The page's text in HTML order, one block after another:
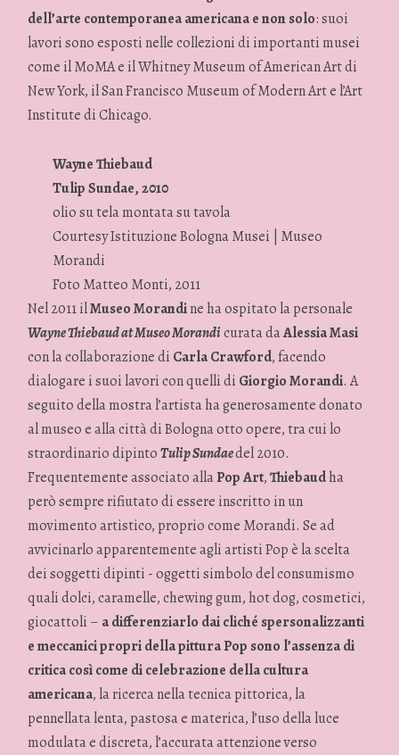
dell’arte contemporanea americana e non solo: suoi
lavori sono esposti nelle collezioni di importanti musei
come il MoMA e il Whitney Museum of American Art di
New York, il San Francisco Museum of Modern Art e l’Art
Institute di Chicago.
Wayne Thiebaud
Tulip Sundae, 2010
olio su tela montata su tavola
Courtesy Istituzione Bologna Musei | Museo
Morandi
Foto Matteo Monti, 2011
Nel 2011 ilMuseo Morandine ha ospitato la personale
Wayne Thiebaud at Museo Morandicurata daAlessia Masi
con la collaborazione di Carla Crawford, facendo
dialogare i suoi lavori con quelli di Giorgio Morandi. A
seguito della mostra l’artista ha generosamente donato
al museo e alla città di Bologna otto opere, tra cui lo
straordinario dipintoTulip Sundaedel 2010.
Frequentemente associato allaPop Art,Thiebaudha
però sempre rifiutato di essere inscritto in un
movimento artistico, proprio come Morandi. Se ad
avvicinarlo apparentemente agli artisti Pop è la scelta
dei soggetti dipinti - oggetti simbolo del consumismo
quali dolci, caramelle, chewing gum, hot dog, cosmetici,
giocattoli – a differenziarlo dai cliché spersonalizzanti
e meccanici propri della pittura Pop sono l’assenza di
critica così come di celebrazione della cultura
americana, la ricerca nella tecnica pittorica, la
pennellata lenta, pastosa e materica, l’uso della luce
modulata e discreta, l’accurata attenzione verso